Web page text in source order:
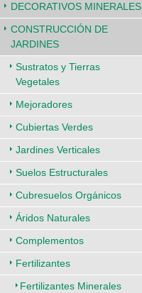
DECORATIVOS MINERALES
CONSTRUCCIÓN DE
JARDINES
Sustratos y Tierras
Vegetales
Mejoradores
Cubiertas Verdes
Jardines Verticales
Suelos Estructurales
Cubresuelos Orgánicos
Áridos Naturales
Complementos
Fertilizantes
Fertilizantes Minerales